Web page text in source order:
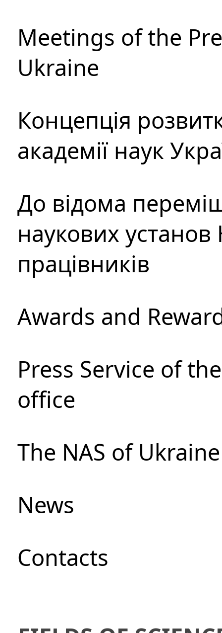
Meetings of the
Ukraine
Концепція
академії наук
До відома
наукових установ
працівників
Awards and
Press Service of
office
The NAS of
News
Сontacts